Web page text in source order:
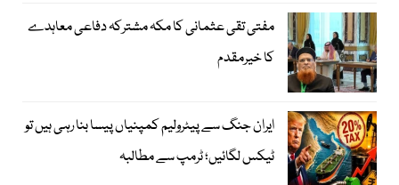
مفتی تقی عثمانی کا مکہ مشترکہ دفاعی معاہدے
کا خیرمقدم
ایران جنگ سے پیٹرولیم کمپنیاں پیسا بنا رہی ہیں تو
ٹیکس لگائیں؛ ٹرمپ سے مطالبہ